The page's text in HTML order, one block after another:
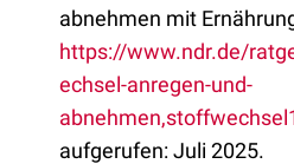
abnehmen mit
https://www.ndr.de/
echsel-anregen-und-
aufgerufen: Juli 2025.